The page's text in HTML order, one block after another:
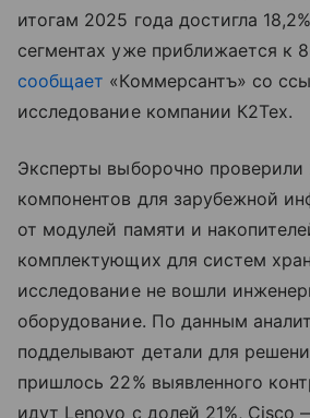
итогам 2025 года достигла
сегментах уже приближается к
сообщает «Коммерсантъ» со
исследование компании К2Тех.
Эксперты выборочно проверили
компонентов для зарубежной
от модулей памяти и
комплектующих для систем
исследование не вошли
оборудование. По данным
подделывают детали для
пришлось 22% выявленного
идут Lenovo с долей 21%,